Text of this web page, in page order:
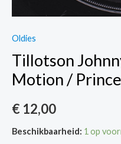
Oldies
Tillotson
Motion /
€ 12,00
Beschikbaarheid: 1 op